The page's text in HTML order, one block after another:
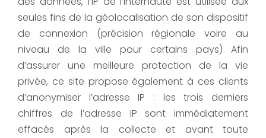
seules fins de la géolocalisation de son dispositif
de connexion (précision régionale voire au
niveau de la ville pour certains pays) Afin
d’assurer une meilleure protection de la vie
privée, ce site propose également à ces clients
d’anonymiser l’adresse IP : les trois derniers
chiffres de l’adresse IP sont immédiatement
effacés après la collecte et avant toute